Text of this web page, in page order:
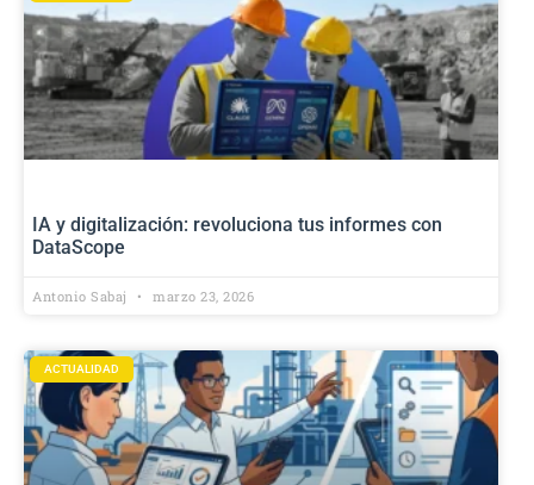
IA y digitalización: revoluciona tus informes con
DataScope
Antonio Sabaj marzo 23, 2026
ACTUALIDAD